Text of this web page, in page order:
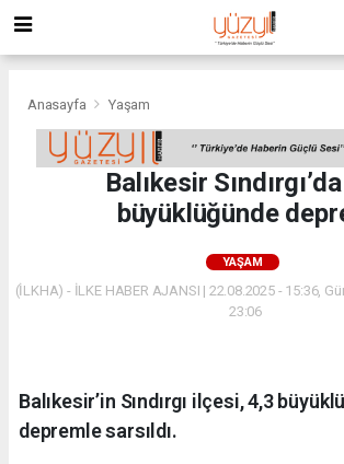
Anasayfa Yaşam
Balıkesir
büyüklüğünde
YAŞAM
(İLKHA) - İLKE HABER AJANSI | 22.08.2025 - 15:36,
23:06
Balıkesir’in Sındırgı ilçesi, 4,3
depremle sarsıldı.